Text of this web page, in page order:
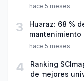
hace 5 meses
3
Huaraz: 68 %
mantenimiento
año escolar
hace 5 meses
4
Ranking
de mejores